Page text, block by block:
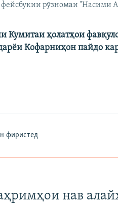
фейсбукии рӯзномаи "Насими
Кумитаи ҳолатҳои
Кофарниҳон пайдо
фиристед
нав